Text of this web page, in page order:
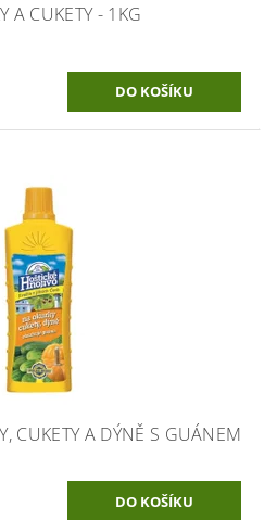
A CUKETY - 1KG
CUKETY A DÝNĚ S GUÁNEM